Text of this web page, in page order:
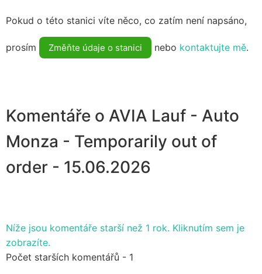
Pokud o této stanici víte něco, co zatím není napsáno,
prosím Změňte údaje o stanici nebo kontaktujte mě.
Komentáře o AVIA Lauf - Auto
Monza - Temporarily out of
order - 15.06.2026
Níže jsou komentáře starší než 1 rok. Kliknutím sem je
zobrazíte.
Počet starších komentářů - 1